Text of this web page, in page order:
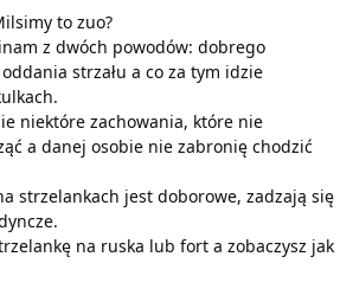
to zuo?
z dwóch powodów: dobrego
strzału a co za tym idzie
niektóre zachowania, które nie
a danej osobie nie zabronię chodzić
strzelankach jest doborowe, zadzają się
na ruska lub fort a zobaczysz jak